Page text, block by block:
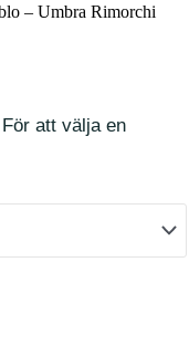
– Umbra Rimorchi
att välja en